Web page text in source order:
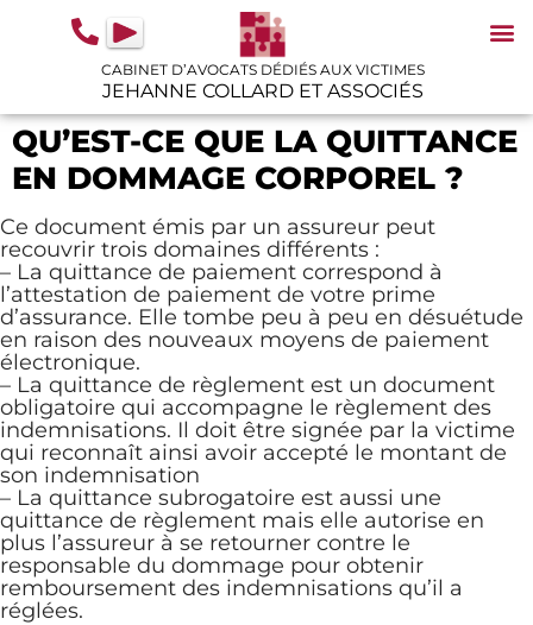
principal
CABINET D’AVOCATS DÉDIÉS AUX VICTIMES
JEHANNE COLLARD ET ASSOCIÉS
QU’EST-CE QUE LA QUITTANCE
EN DOMMAGE CORPOREL ?
Ce document émis par un assureur peut
recouvrir trois domaines différents :
– La quittance de paiement correspond à
l’attestation de paiement de votre prime
d’assurance. Elle tombe peu à peu en désuétude
en raison des nouveaux moyens de paiement
électronique.
– La quittance de règlement est un document
obligatoire qui accompagne le règlement des
indemnisations. Il doit être signée par la victime
qui reconnaît ainsi avoir accepté le montant de
son indemnisation
– La quittance subrogatoire est aussi une
quittance de règlement mais elle autorise en
plus l’assureur à se retourner contre le
responsable du dommage pour obtenir
remboursement des indemnisations qu’il a
réglées.